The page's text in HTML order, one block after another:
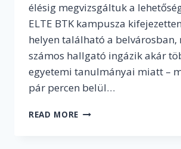
élésig megvizsgáltuk a
ELTE BTK kampusza
helyen található a belvárosban,
számos hallgató ingázik akár
egyetemi tanulmányai miatt –
pár percen belül…
READ MORE KOLLÉGIUM,